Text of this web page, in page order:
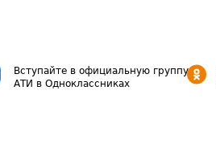
Вступайте в официальную группу
АТИ в Одноклассниках